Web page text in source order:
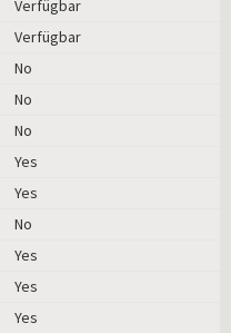
Verfügbar
Verfügbar
No
No
No
Yes
Yes
No
Yes
Yes
Yes